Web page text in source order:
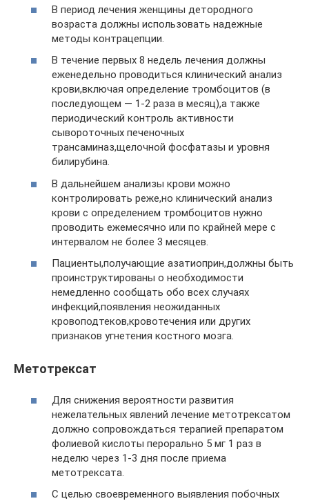
В период лечения женщины детородного
возраста должны использовать надежные
методы контрацепции.
В течение первых 8 недель лечения должны
еженедельно проводиться клинический анализ
крови,включая определение тромбоцитов (в
последующем — 1-2 раза в месяц),а также
периодический контроль активности
сывороточных печеночных
трансаминаз,щелочной фосфатазы и уровня
билирубина.
В дальнейшем анализы крови можно
контролировать реже,но клинический анализ
крови с определением тромбоцитов нужно
проводить ежемесячно или по крайней мере с
интервалом не более 3 месяцев.
Пациенты,получающие азатиоприн,должны быть
проинструктированы о необходимости
немедленно сообщать обо всех случаях
инфекций,появления неожиданных
кровоподтеков,кровотечения или других
признаков угнетения костного мозга.
Метотрексат
Для снижения вероятности развития
нежелательных явлений лечение метотрексатом
должно сопровождаться терапией препаратом
фолиевой кислоты перорально 5 мг 1 раз в
неделю через 1-3 дня после приема
метотрексата.
С целью своевременного выявления побочных